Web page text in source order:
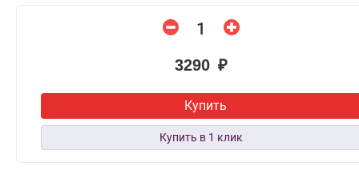
3290 ₽
Купить